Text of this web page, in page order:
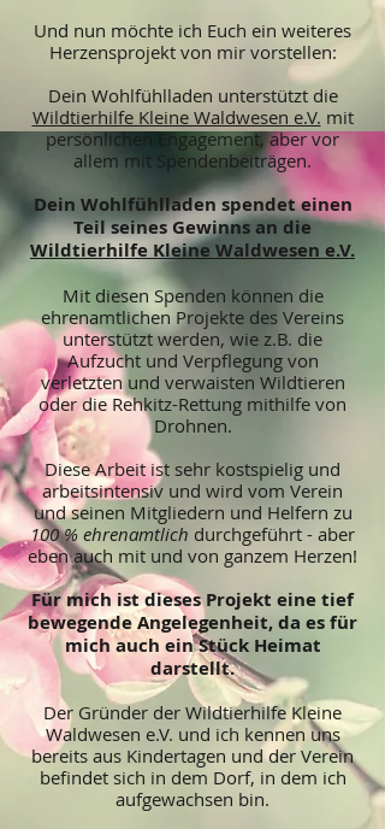
Und nun möchte ich Euch ein weiteres
Herzensprojekt von mir vorstellen:
Dein Wohlfühlladen unterstützt die
Wildtierhilfe Kleine Waldwesen e.V. mit
persönlichen Engagement, aber vor
allem mit Spendenbeiträgen.
Dein Wohlfühlladen spendet einen
Teil seines Gewinns an die
Wildtierhilfe Kleine Waldwesen e.V.
Mit diesen Spenden können die
ehrenamtlichen Projekte des Vereins
unterstützt werden, wie z.B. die
Aufzucht und Verpflegung von
verletzten und verwaisten Wildtieren
oder die Rehkitz-Rettung mithilfe von
Drohnen.
Diese Arbeit ist sehr kostspielig und
arbeitsintensiv und wird vom Verein
und seinen Mitgliedern und Helfern zu
100 % ehrenamtlich durchgeführt - aber
eben auch mit und von ganzem Herzen!
Für mich ist dieses Projekt eine tief
bewegende Angelegenheit, da es für
mich auch ein Stück Heimat
darstellt.
Der Gründer der Wildtierhilfe Kleine
Waldwesen e.V. und ich kennen uns
bereits aus Kindertagen und der Verein
befindet sich in dem Dorf, in dem ich
aufgewachsen bin.